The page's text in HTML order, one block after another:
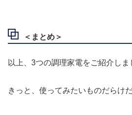
＜まとめ＞
以上、3つの調理家電をご紹介しま
きっと、使ってみたいものだらけ